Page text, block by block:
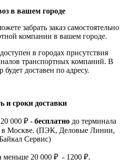
в вашем городе
забрать заказ самостоятельно
компании в вашем городе.
в городах присутствия
транспортных компаний. В
будет доставен по адресу.
и сроки доставки
000 ₽ - бесплатно до терминала
в Москве. (ПЭК, Деловые Линии,
Сервис)
меньше 20 000 ₽ - 1200 ₽.